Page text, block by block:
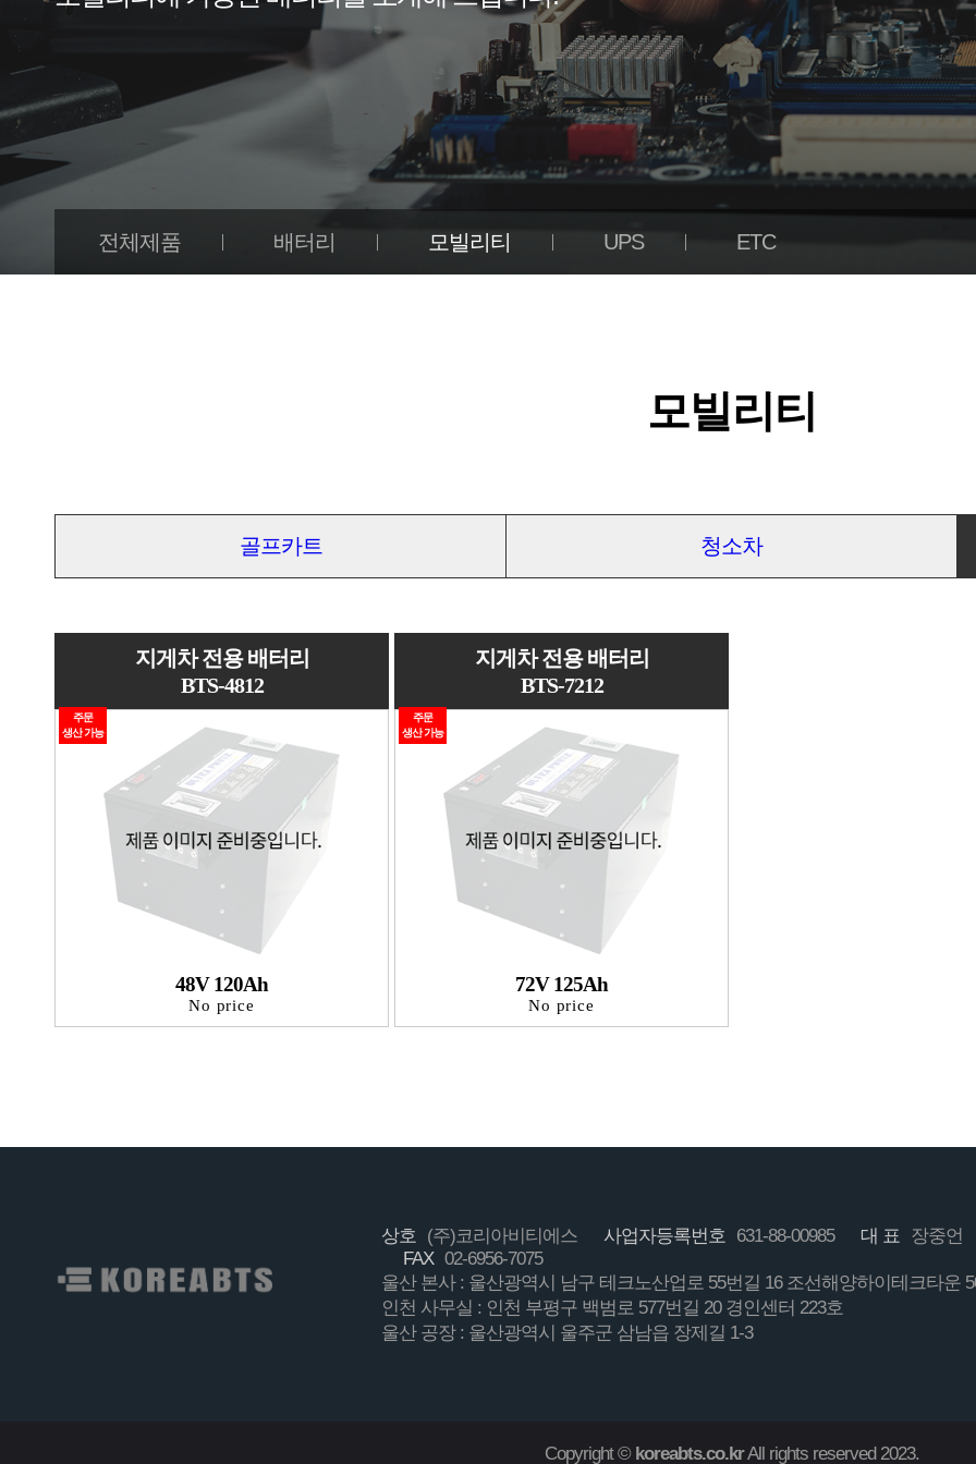
전체제품 배터리 모빌리티 UPS ETC
모빌리티
골프카트 청소차
지게차 전용 배터리
BTS-4812
주문
생산 가능
48V 120Ah
No price
지게차 전용 배터리
BTS-7212
주문
생산 가능
72V 125Ah
No price
상호 (주)코리아비티에스 사업자등록번호 631-88-00985 대 표
장중언
FAX 02-6956-7075
울산 본사 : 울산광역시 남구 테크노산업로 55번길 16 조선해양하이테크타운
인천 사무실 : 인천 부평구 백범로 577번길 20 경인센터 223호
울산 공장 : 울산광역시 울주군 삼남읍 장제길 1-3
Copyright © koreabts.co.krAll rights reserved 2023.